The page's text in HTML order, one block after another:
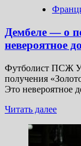
Дембеле — о
невероятное
Футболист ПСЖ
получения
Это невероятное
Читать далее
о